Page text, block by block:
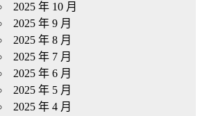
2025 年 10 月
2025 年 9 月
2025 年 8 月
2025 年 7 月
2025 年 6 月
2025 年 5 月
2025 年 4 月